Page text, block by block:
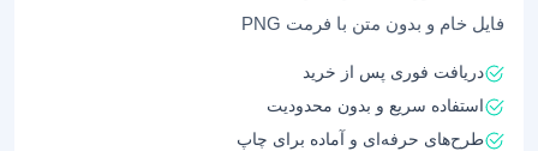
فایل خام و بدون متن با فرمت PNG
دریافت فوری پس از خرید
استفاده سریع و بدون محدودیت
طرح‌های حرفه‌ای و آماده برای چاپ